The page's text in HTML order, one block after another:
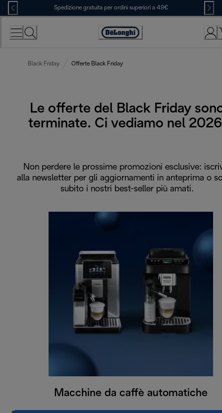
Skip
to
Content
Spedizione gratuita per ordini superiori a 49€
Accessibility
Black Friday Offerte Black Friday
Le offerte del Black Friday
terminate. Ci vediamo nel
Non perdere le prossime promozioni esclusive:
alla newsletter per gli aggiornamenti in anteprima o
subito i nostri best-seller più amati.
Macchine da caffè automatiche